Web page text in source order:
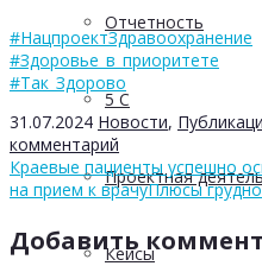
Отчетность
5 С
Проектная
Кейсы
#НацпроектЗдравоохранение
#Здоровье_в_приоритете
#Так_Здорово
31.07.2024 Новости,
комментарий
Краевые пациенты успешно
на прием к врачуПлюсы
Добавить